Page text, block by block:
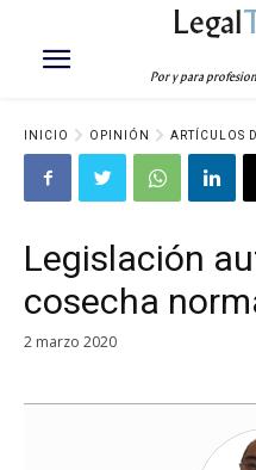
Legal
Por y para
INICIO OPINIÓN ARTÍCULOS
Legislación
cosecha
2 marzo 2020